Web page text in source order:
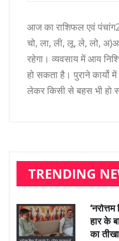
आज का राशिफल एवं
चो, ला, ली, लू, ले, लो,
रहेगा। व्यवसाय में आय
हो सकता है। पुराने
लेकर किसी से बहस भी हो
TRENDING
हार के
का